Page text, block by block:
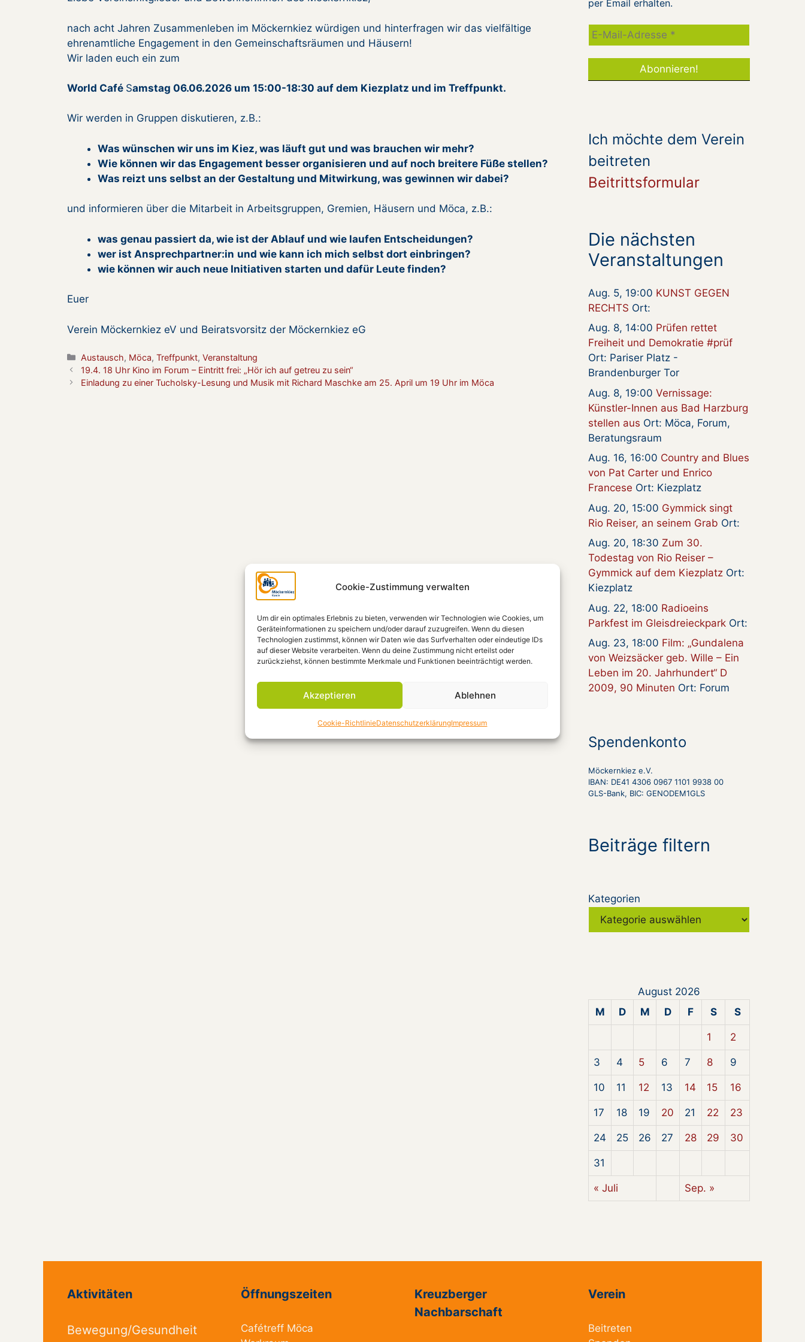
Cookie-Zustimmung verwalten
Um dir ein optimales Erlebnis zu bieten, verwenden wir Technologien wie Cookies, um
Geräteinformationen zu speichern und/oder darauf zuzugreifen. Wenn du diesen
Technologien zustimmst, können wir Daten wie das Surfverhalten oder eindeutige IDs
auf dieser Website verarbeiten. Wenn du deine Zustimmung nicht erteilst oder
zurückziehst, können bestimmte Merkmale und Funktionen beeinträchtigt werden.
Akzeptieren Ablehnen
Cookie-RichtlinieDatenschutzerklärungImpressum
nach acht Jahren Zusammenleben im Möckernkiez würdigen und hinterfragen wir das vielfältige
ehrenamtliche Engagement in den Gemeinschaftsräumen und Häusern!
Wir laden euch ein zum
World Café Samstag 06.06.2026 um 15:00-18:30 auf dem Kiezplatz und im Treffpunkt.
Wir werden in Gruppen diskutieren, z.B.:
Was wünschen wir uns im Kiez, was läuft gut und was brauchen wir mehr?
Wie können wir das Engagement besser organisieren und auf noch breitere Füße stellen?
Was reizt uns selbst an der Gestaltung und Mitwirkung, was gewinnen wir dabei?
und informieren über die Mitarbeit in Arbeitsgruppen, Gremien, Häusern und Möca, z.B.:
was genau passiert da, wie ist der Ablauf und wie laufen Entscheidungen?
wer ist Ansprechpartner:in und wie kann ich mich selbst dort einbringen?
wie können wir auch neue Initiativen starten und dafür Leute finden?
Euer
Verein Möckernkiez eV und Beiratsvorsitz der Möckernkiez eG
Kategorien
Austausch, Möca,Treffpunkt,Veranstaltung
19.4. 18 Uhr Kino im Forum – Eintritt frei: „Hör ich auf getreu zu sein“
Einladung zu einer Tucholsky-Lesung und Musik mit Richard Maschke am 25. April um 19 Uhr im Möca
per Email erhalten.
Ich möchte dem Verein
beitreten
Beitrittsformular
Die nächsten
Veranstaltungen
Aug. 5, 19:00 KUNST GEGEN
RECHTS Ort:
Aug. 8, 14:00 Prüfen rettet
Freiheit und Demokratie #prüf
Ort: Pariser Platz -
Brandenburger Tor
Aug. 8, 19:00 Vernissage:
Künstler-Innen aus Bad Harzburg
stellen aus Ort: Möca, Forum,
Beratungsraum
Aug. 16, 16:00 Country and Blues
von Pat Carter und Enrico
Francese Ort: Kiezplatz
Aug. 20, 15:00 Gymmick singt
Rio Reiser, an seinem Grab Ort:
Aug. 20, 18:30 Zum 30.
Todestag von Rio Reiser –
Gymmick auf dem Kiezplatz Ort:
Kiezplatz
Aug. 22, 18:00 Radioeins
Parkfest im Gleisdreieckpark Ort:
Aug. 23, 18:00 Film: „Gundalena
von Weizsäcker geb. Wille – Ein
Leben im 20. Jahrhundert“ D
2009, 90 Minuten Ort: Forum
Spendenkonto
Möckernkiez e.V.
IBAN: DE41 4306 0967 1101 9938 00
GLS-Bank, BIC: GENODEM1GLS
Beiträge filtern
Kategorien
August 2026
M
D M D F S S
1 2
3 4 5 6 7 8 9
10 11 12 13 14 15 16
17 18 19 20 21 22 23
24 25 26 27 28 29 30
31
« Juli Sep. »
Aktivitäten
Bewegung/Gesundheit
Öffnungszeiten
Cafétreff Möca
Kreuzberger
Nachbarschaft
Verein
Beitreten